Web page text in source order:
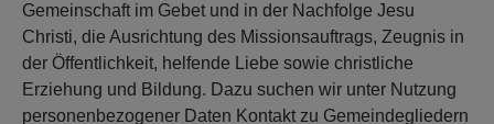
Gemeinschaft im Gebet und in der Nachfolge Jesu
Christi, die Ausrichtung des Missionsauftrags, Zeugnis in
der Öffentlichkeit, helfende Liebe sowie christliche
Erziehung und Bildung. Dazu suchen wir unter Nutzung
personenbezogener Daten Kontakt zu Gemeindegliedern